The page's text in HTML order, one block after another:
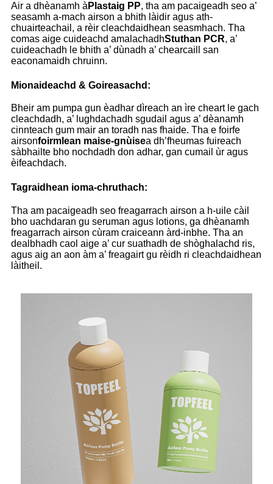
Air a dhèanamh à Plastaig PP, tha am pacaigeadh seo a’
seasamh a-mach airson a bhith làidir agus ath-
chuairteachail, a rèir cleachdaidhean seasmhach. Tha
comas aige cuideachd amalachadhStuthan PCR, a’
cuideachadh le bhith a’ dùnadh a’ chearcaill san
eaconamaidh chruinn.
Mionaideachd & Goireasachd:
Bheir am pumpa gun èadhar dìreach an ìre cheart le gach
cleachdadh, a’ lughdachadh sgudail agus a’ dèanamh
cinnteach gum mair an toradh nas fhaide. Tha e foirfe
airsonfoirmlean maise-gnùisea dh’fheumas fuireach
sàbhailte bho nochdadh don adhar, gan cumail ùr agus
èifeachdach.
Tagraidhean ioma-chruthach:
Tha am pacaigeadh seo freagarrach airson a h-uile càil
bho uachdaran gu seruman agus lotions, ga dhèanamh
freagarrach airson cùram craiceann àrd-inbhe. Tha an
dealbhadh caol aige a’ cur suathadh de shòghalachd ris,
agus aig an aon àm a’ freagairt gu rèidh ri cleachdaidhean
làitheil.